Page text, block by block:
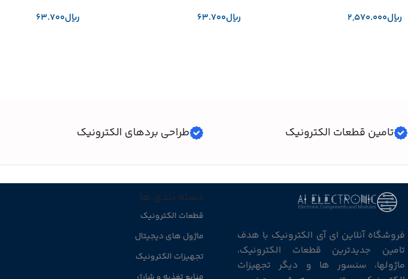
﷼
﷼
﷼
تامین قطعات الکترونیک طراحی بردهای الکترونیک
فروشگاه آنلاین ای آی الکترونیک با هدف
تامین جدیدترین قطعات الکترونیک،
ماژولها، سنسور ها و دیگر تجهیزات
دسته بندی ها
قطعات الکترونیک
ماژول های دیجیتال
تجهیزات الکترونیک